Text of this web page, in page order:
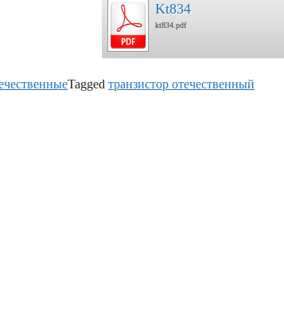
Kt834
kt834.pdf
Tagged транзистор отечественный